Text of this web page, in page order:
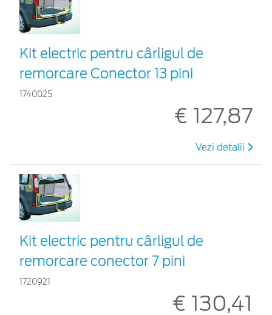
Kit electric pentru cârligul de
remorcare Conector 13 pini
1740025
€ 127,87
Vezi detalii
Kit electric pentru cârligul de
remorcare conector 7 pini
1720921
€ 130,41